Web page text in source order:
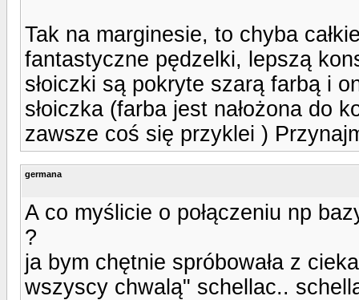
Tak na marginesie, to chyba
fantastyczne pędzelki, lepszą
słoiczki są pokryte szarą farbą i
słoiczka (farba jest nałożona do
zawsze coś się przyklei )
germana
A co myślicie o połączeniu np
?
ja bym chętnie spróbowała z
wszyscy chwalą" schellac..